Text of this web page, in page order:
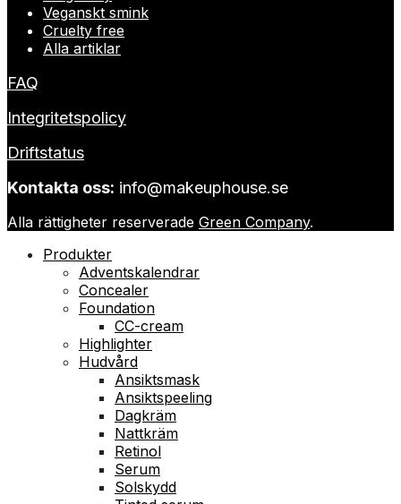
Veganskt smink
Cruelty free
Alla artiklar
FAQ
Integritetspolicy
Driftstatus
Kontakta oss: info@makeuphouse.se
Alla rättigheter reserverade Green Company.
Produkter
Adventskalendrar
Concealer
Foundation
CC-cream
Highlighter
Hudvård
Ansiktsmask
Ansiktspeeling
Dagkräm
Nattkräm
Retinol
Serum
Solskydd